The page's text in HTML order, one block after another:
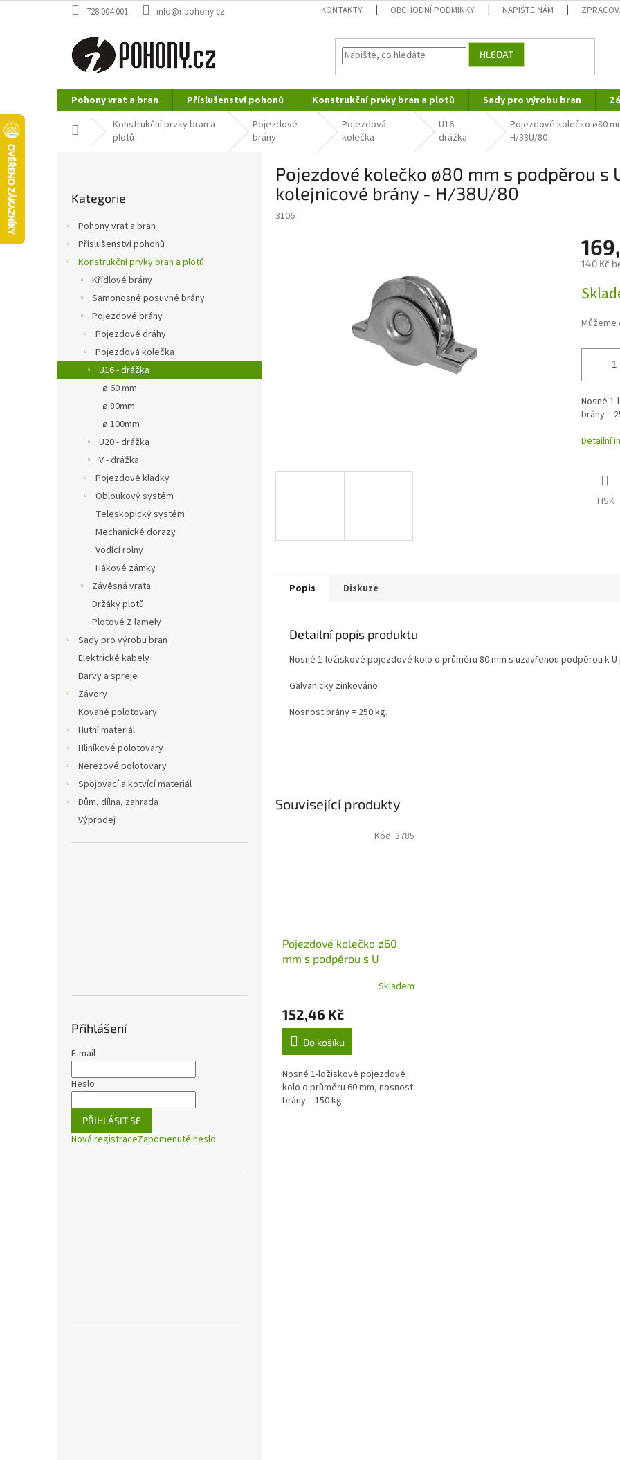
na
728 004 001 info@i-pohony.cz KONTAKTY OBCHODNÍ PODMÍNKY NAPIŠTE NÁM
HLEDAT
Pohony vrat a bran Příslušenství pohonů Konstrukční prvky bran a plotů Sady pro výrobu bran
Nerezové polotovary
Hutní materiál
Domů Konstrukční prvky bran a
plotů
Pojezdové
brány
Pojezdová
kolečka
U16 -
drážka
Pojezdové kolečko ø80
H/38U/80
l
kategorie
Kategorie
Pohony vrat a bran
Příslušenství pohonů
Konstrukční prvky bran a plotů
Křídlové brány
Samonosné posuvné brány
Pojezdové brány
Pojezdové dráhy
Pojezdová kolečka
U16 - drážka
ø 60 mm
ø 80mm
ø 100mm
U20 - drážka
V - drážka
Pojezdové kladky
Obloukový systém
Teleskopický systém
Mechanické dorazy
Vodící rolny
Hákové zámky
Závěsná vrata
Držáky plotů
Plotové Z lamely
Sady pro výrobu bran
Elektrické kabely
Barvy a spreje
Závory
Kované polotovary
Hutní materiál
Hliníkové polotovary
Nerezové polotovary
Spojovací a kotvící materiál
Dům, dílna, zahrada
Výprodej
Přihlášení
E-mail
Heslo
PŘIHLÁSIT SE
Nová registraceZapomenuté heslo
Pojezdové kolečko ø80 mm s podpěrou s
kolejnicové brány - H/38U/80
3106
140 Kč
cena:
Můžeme
Nosné
brány =
Detailní
TISK
Související produkty
Pojezdové kolečko ø60
mm s podpěrou s U
Skladem
152,46 Kč
Do košíku
Nosné 1-ložiskové pojezdové
kolo o průměru 60 mm, nosnost
brány = 150 kg.
Kód: 3785
Popis Diskuze
Detailní popis produktu
Nosné 1-ložiskové pojezdové kolo o průměru 80 mm s uzavřenou podpěrou k
Galvanicky zinkováno.
Nosnost brány = 250 kg.